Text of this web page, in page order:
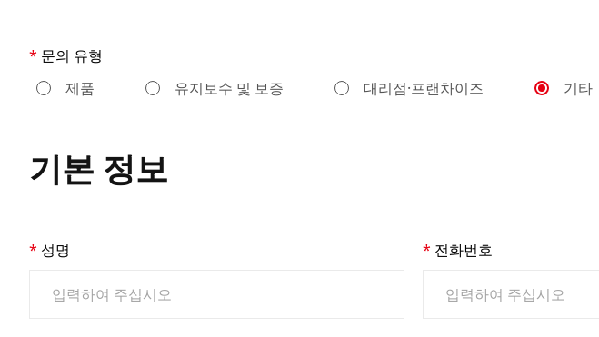
문의 유형
제품
유지보수 및 보증 대리점·프랜차이즈 기타
기본 정보
성명 전화번호